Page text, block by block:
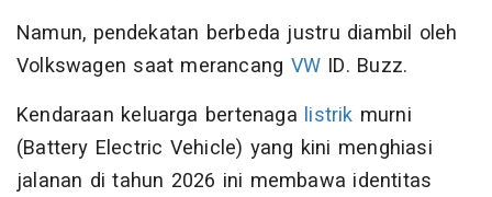
Namun, pendekatan berbeda justru diambil oleh
Volkswagen saat merancang VWID. Buzz.
Kendaraan keluarga bertenaga listrik murni
(Battery Electric Vehicle) yang kini menghiasi
jalanan di tahun 2026 ini membawa identitas